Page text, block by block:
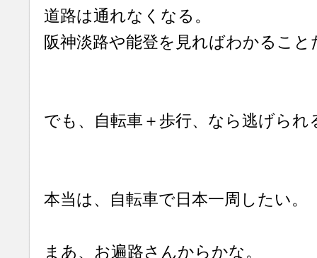
道路は通れなくなる。
阪神淡路や能登を見ればわかること
でも、自転車＋歩行、なら逃げられ
本当は、自転車で日本一周したい。
まあ、お遍路さんからかな。